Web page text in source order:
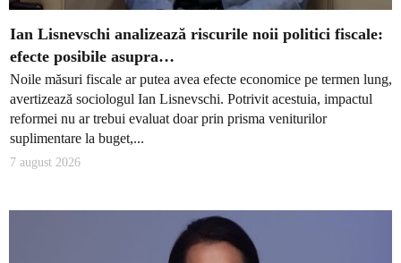
Ian Lisnevschi analizează riscurile noii politici fiscale:
efecte posibile asupra…
Noile măsuri fiscale ar putea avea efecte economice pe termen lung,
avertizează sociologul Ian Lisnevschi. Potrivit acestuia, impactul
reformei nu ar trebui evaluat doar prin prisma veniturilor
suplimentare la buget,...
7 august 2026